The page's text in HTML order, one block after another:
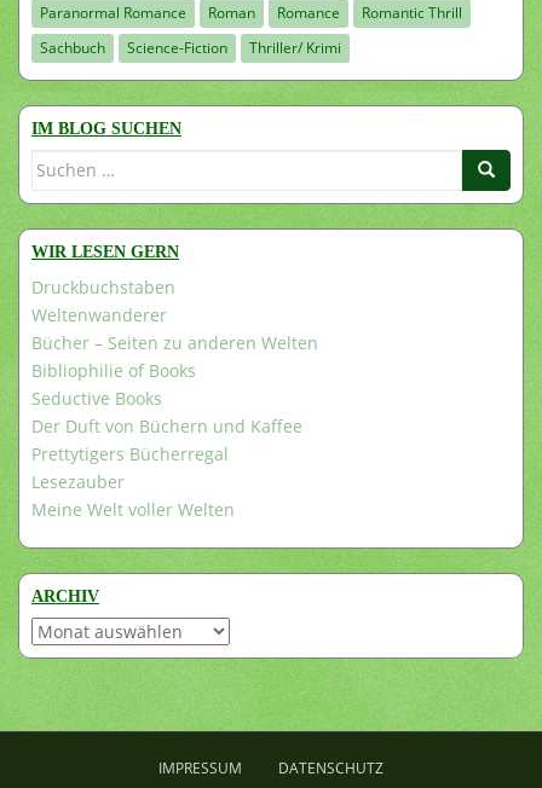
Paranormal Romance
Roman Romance
Romantic Thrill
Sachbuch
Science-Fiction Thriller/ Krimi
IM BLOG SUCHEN
Suchen
WIR LESEN GERN
Druckbuchstaben
Weltenwanderer
Bücher – Seiten zu anderen Welten
Bibliophilie of Books
Seductive Books
Der Duft von Büchern und Kaffee
Prettytigers Bücherregal
Lesezauber
Meine Welt voller Welten
ARCHIV
Archiv
IMPRESSUM DATENSCHUTZ